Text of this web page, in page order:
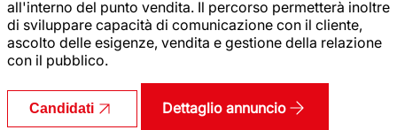
all'interno del punto vendita. Il percorso permetterà inoltre
di sviluppare capacità di comunicazione con il cliente,
ascolto delle esigenze, vendita e gestione della relazione
con il pubblico.
Candidati Dettaglio annuncio